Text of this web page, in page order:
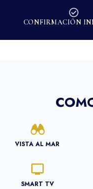
CONFIRMACIÓN
VISTA AL MAR
SMART TV